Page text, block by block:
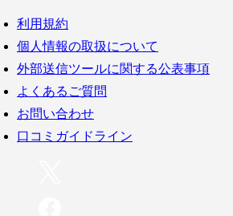
利用規約
個人情報の取扱について
外部送信ツールに関する公表事項
よくあるご質問
お問い合わせ
口コミガイドライン